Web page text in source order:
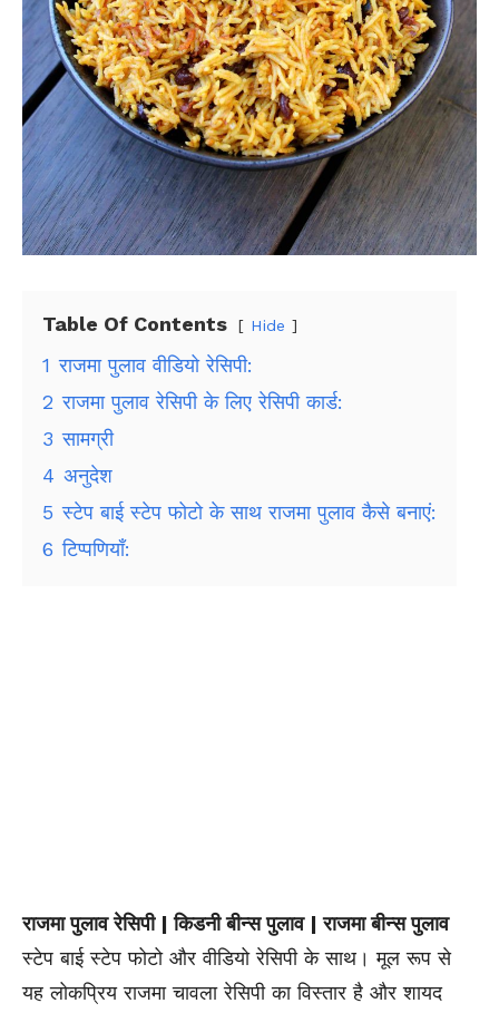
Table Of Contents Hide
1 राजमा पुलाव वीडियो रेसिपी:
2 राजमा पुलाव रेसिपी के लिए रेसिपी कार्ड:
3 सामग्री
4 अनुदेश
5 स्टेप बाई स्टेप फोटो के साथ राजमा पुलाव कैसे बनाएं:
6 टिप्पणियाँ:
राजमा पुलाव रेसिपी | किडनी बीन्स पुलाव | राजमा बीन्स पुलाव
स्टेप बाई स्टेप फोटो और वीडियो रेसिपी के साथ। मूल रूप से
यह लोकप्रिय राजमा चावला रेसिपी का विस्तार है और शायद